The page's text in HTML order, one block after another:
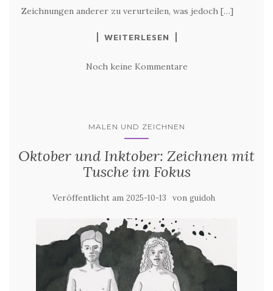
Zeichnungen anderer zu verurteilen, was jedoch […]
WEITERLESEN
Noch keine Kommentare
MALEN UND ZEICHNEN
Oktober und Inktober: Zeichnen mit
Tusche im Fokus
Veröffentlicht am 2025-10-13 von guidoh